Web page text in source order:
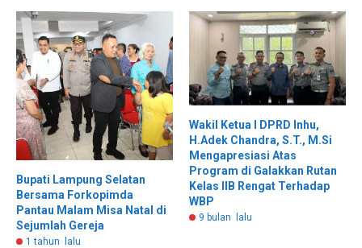
Bupati Lampung Selatan
Bersama Forkopimda
Pantau Malam Misa Natal di
Sejumlah Gereja
1 tahun lalu
Wakil Ketua I DPRD Inhu,
H.Adek Chandra, S.T., M.Si
Mengapresiasi Atas
Program di Galakkan Rutan
Kelas llB Rengat Terhadap
WBP
9 bulan lalu